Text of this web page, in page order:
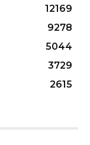
12169
9278
5044
3729
2615